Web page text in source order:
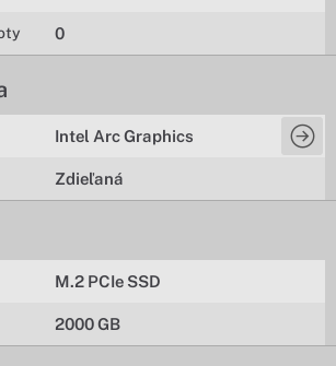
0
Intel Arc Graphics
Zdieľaná
M.2 PCIe SSD
2000 GB